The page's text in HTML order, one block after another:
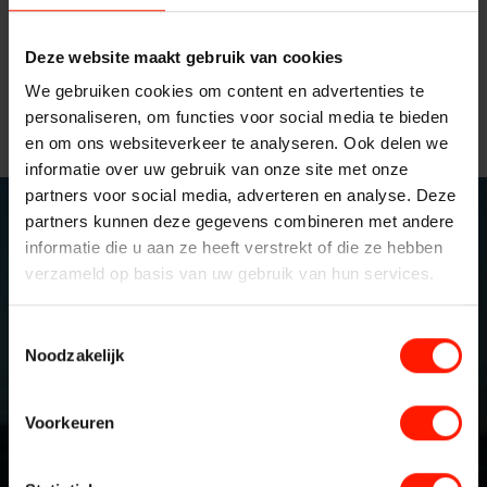
Deze website maakt gebruik van cookies
We gebruiken cookies om content en advertenties te
personaliseren, om functies voor social media te bieden
en om ons websiteverkeer te analyseren. Ook delen we
informatie over uw gebruik van onze site met onze
partners voor social media, adverteren en analyse. Deze
partners kunnen deze gegevens combineren met andere
informatie die u aan ze heeft verstrekt of die ze hebben
verzameld op basis van uw gebruik van hun services.
Noodzakelijk
Voorkeuren
security
Vacatures
Oplossingen
Recording
Voice logging
Messaging Recording
Messaging Recording
Quality Monitoring
Insights Analytics
Interaction Analytics
Spraakanalyse
Cloud Recorder
Branches
Customer Contact Centers
Financiële Instellingen
Verkeersleiding
de opslag van gespreksopnames en andere media met
alsmede een uitgebreide module voor evaluatie en coaching.
Meer over de
Monitoring dienst
Schrijf je in voor onze